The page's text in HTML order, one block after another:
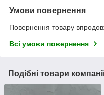
Умови повернення
Повернення товару
Всі умови повернення
Подібні товари